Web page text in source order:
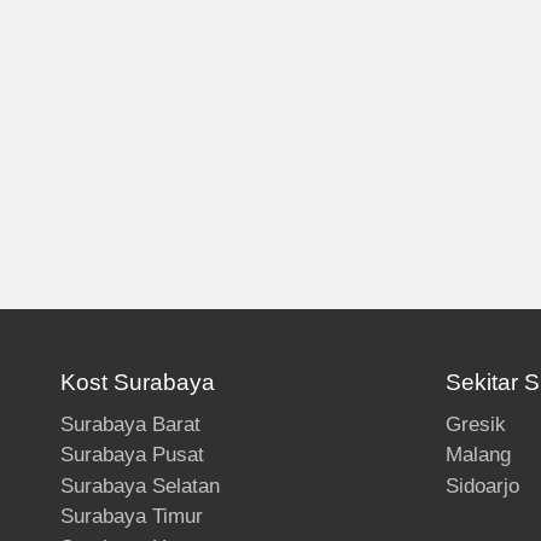
Kost Surabaya
Surabaya Barat
Surabaya Pusat
Surabaya Selatan
Surabaya Timur
Sekitar
Gresik
Malang
Sidoarjo